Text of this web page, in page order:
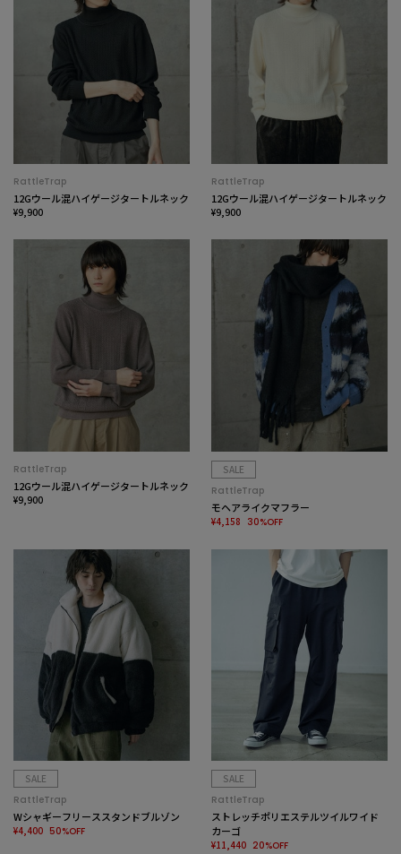
RattleTrap
12Gウール混ハイゲージタートルネック
¥9,900
RattleTrap
12Gウール混ハイゲージタートルネック
¥9,900
RattleTrap
12Gウール混ハイゲージタートルネック
¥9,900
SALE
RattleTrap
モヘアライクマフラー
¥4,158 30%OFF
SALE
RattleTrap
Wシャギーフリーススタンドブルゾン
¥4,400 50%OFF
SALE
RattleTrap
ストレッチポリエステルツイルワイド
カーゴ
¥11,440 20%OFF